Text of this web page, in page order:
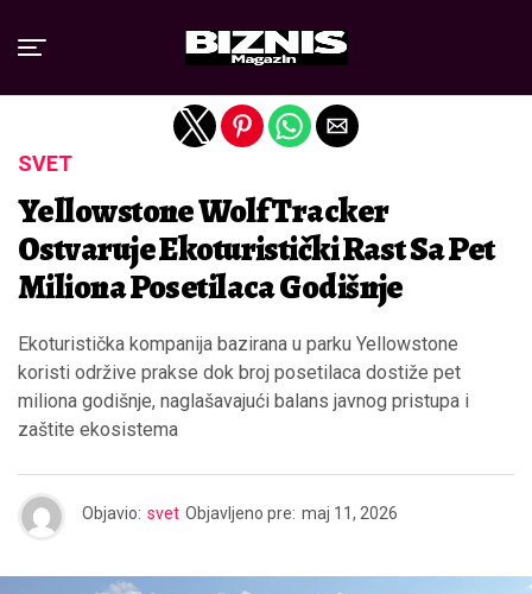
SVET
Yellowstone Wolf Tracker
Ostvaruje Ekoturistički Rast Sa Pet
Miliona Posetilaca Godišnje
Ekoturistička kompanija bazirana u parku Yellowstone
koristi održive prakse dok broj posetilaca dostiže pet
miliona godišnje, naglašavajući balans javnog pristupa i
zaštite ekosistema
Objavio: svet Objavljeno pre: maj 11, 2026
Exit mobile version